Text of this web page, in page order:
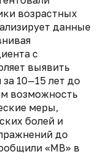
возрастных
данные
с
выявить
10—15 лет до
возможность
меры,
болей и
до
«МВ» в